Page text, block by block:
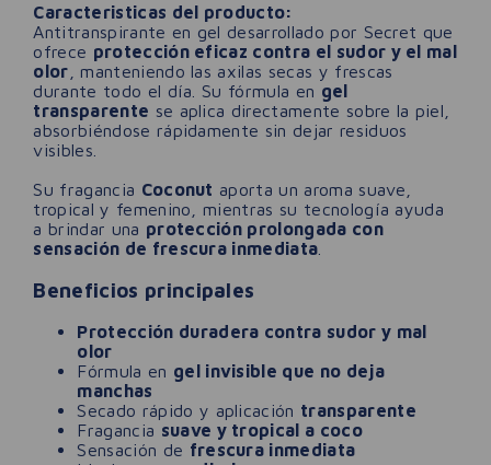
Caracteristicas del producto:
Antitranspirante en gel desarrollado por Secret que
ofrece protección eficaz contra el sudor y el mal
olor , manteniendo las axilas secas y frescas
durante todo el día. Su fórmula en gel
transparente se aplica directamente sobre la piel,
absorbiéndose rápidamente sin dejar residuos
visibles.
Su fragancia Coconut aporta un aroma suave,
tropical y femenino, mientras su tecnología ayuda
a brindar una protección prolongada con
sensación de frescura inmediata
Beneficios principales
Protección duradera contra sudor y mal
olor
Fórmula en gel invisible que no deja
manchas
Secado rápido y aplicación transparente
Fragancia suave y tropical a coco
Sensación de frescura inmediata